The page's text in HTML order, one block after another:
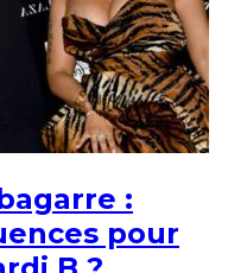
:
pour